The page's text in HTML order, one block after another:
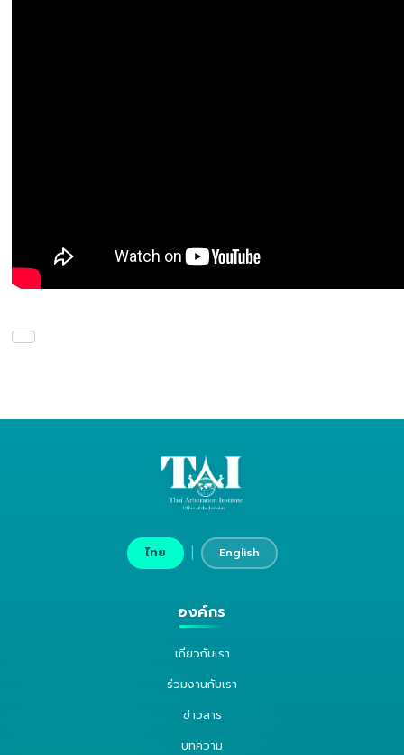
ไทย | English
องค์กร
เกี่ยวกับเรา
ร่วมงานกับเรา
ข่าวสาร
บทความ